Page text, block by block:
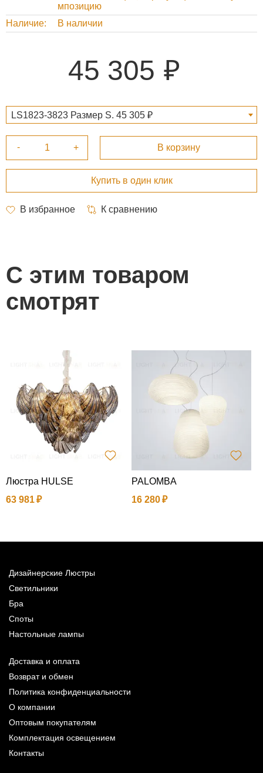
мпозицию
Наличие
В наличии
45 305
LS1823-3823 Размер S. 45 305 ₽
С этим товаром
смотрят
Люстра HULSE
63 981
PALOMBA
16 280
Дизайнерские Люстры
Светильники
Бра
Споты
Настольные лампы
Доставка и оплата
Возврат и обмен
Политика конфиденциальности
О компании
Оптовым покупателям
Комплектация освещением
Контакты